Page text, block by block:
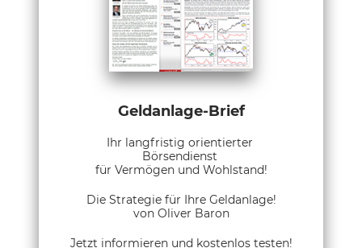
Geldanlage-Brief
Ihr langfristig orientierter
Börsendienst
für Vermögen und Wohlstand!
Die Strategie für Ihre Geldanlage!
von Oliver Baron
Jetzt informieren und kostenlos testen!